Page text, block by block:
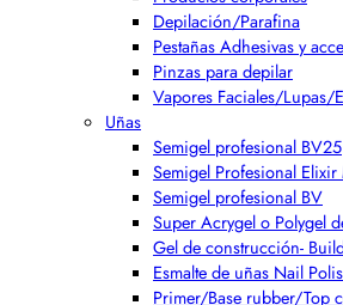
Depilación/Parafina
Pestañas Adhesivas y
Pinzas para depilar
Vapores Faciales/Lupas/
Uñas
Semigel profesional BV25
Semigel Profesional Elixir
Semigel profesional BV
Super Acrygel o Polygel
Gel de construcción-
Esmalte de uñas Nail
Primer/Base rubber/Top